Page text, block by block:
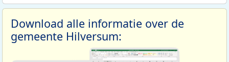
Download alle informatie over de
gemeente Hilversum: